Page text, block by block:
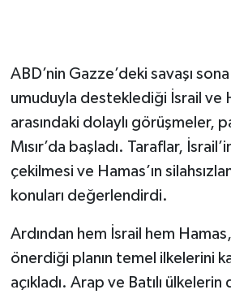
ABD’nin Gazze’deki savaşı
umuduyla desteklediği İsrail ve
arasındaki dolaylı görüşmeler,
Mısır’da başladı. Taraflar,
çekilmesi ve Hamas’ın
konuları değerlendirdi.
Ardından hem İsrail hem
önerdiği planın temel ilkelerini
açıkladı. Arap ve Batılı